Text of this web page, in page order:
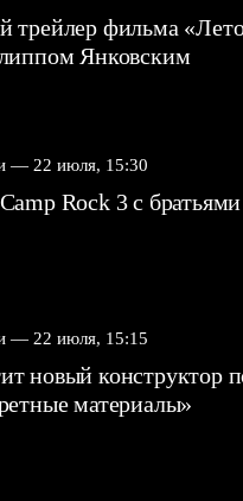
трейлер фильма
Янковским
— 22 июля, 15:30
Rock 3 с
— 22 июля, 15:15
новый конструктор
материалы»